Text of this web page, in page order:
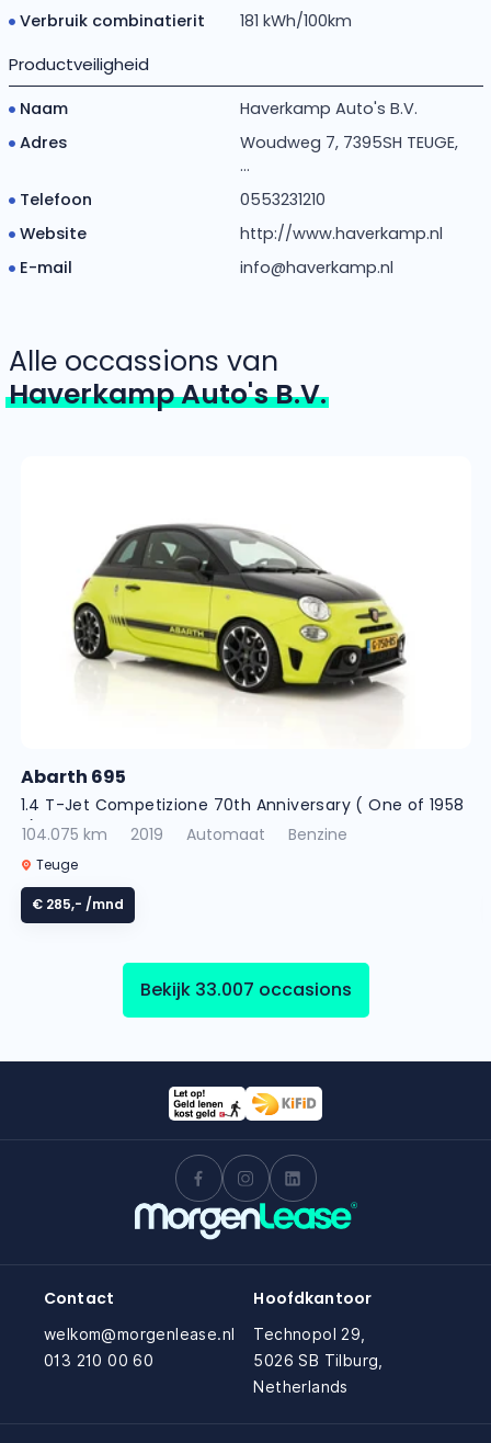
Verbruik combinatierit
181 kWh/100km
Productveiligheid
Naam
Haverkamp Auto's B.V.
Adres
Woudweg 7, 7395SH TEUGE,
...
Telefoon
0553231210
Website
http://www.haverkamp.nl
E-mail
info@haverkamp.nl
Alle occassions van
Haverkamp Auto's B.V.
Abarth 695
1.4 T-Jet Competizione 70th Anniversary ( One of 1958
! )
104.075 km 2019 Automaat Benzine
Teuge
€ 285,- /mnd
Bekijk 33.007 occasions
Contact
welkom@morgenlease.nl
013 210 00 60
Hoofdkantoor
Technopol 29,
5026 SB Tilburg,
Netherlands